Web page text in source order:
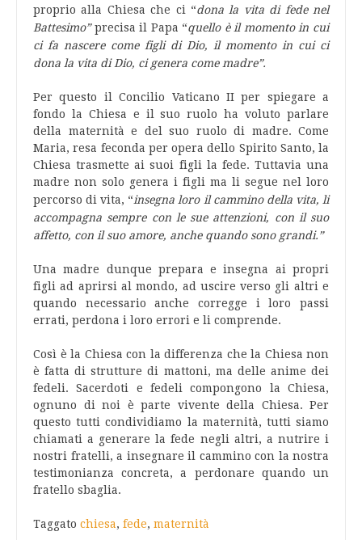
proprio alla Chiesa che ci “dona la vita di fede nel
Battesimo”precisa il Papa “quello è il momento in cui
ci fa nascere come figli di Dio,
il momento in cui ci
dona la vita di Dio, ci genera come madre”.
Per questo il Concilio Vaticano II per spiegare a
fondo la Chiesa e il suo ruolo ha voluto parlare
della maternità e del suo ruolo di madre. Come
Maria, resa feconda per opera dello Spirito Santo, la
Chiesa trasmette ai suoi figli la fede. Tuttavia una
madre non solo genera i figli ma li segue nel loro
percorso di vita, “insegna loro il cammino della vita, li
accompagna sempre con le sue attenzioni, con il suo
affetto, con il suo amore, anche quando sono grandi.”
Una madre dunque prepara e insegna ai propri
figli ad aprirsi al mondo, ad uscire verso gli altri e
quando necessario anche corregge i loro passi
errati, perdona i loro errori e li comprende.
Così è la Chiesa con la differenza che la Chiesa non
è fatta di strutture di mattoni, ma delle anime dei
fedeli. Sacerdoti e fedeli compongono la Chiesa,
ognuno di noi è parte vivente della Chiesa. Per
questo tutti condividiamo la maternità, tutti siamo
chiamati a generare la fede negli altri, a nutrire i
nostri fratelli, a insegnare il cammino con la nostra
testimonianza concreta, a perdonare quando un
fratello sbaglia.
Taggato chiesa, fede, maternità